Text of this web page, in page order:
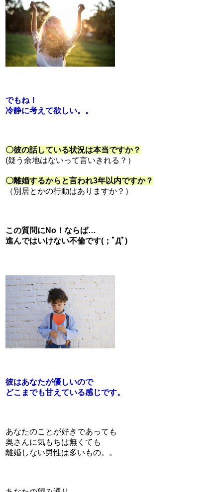
でもね！
冷静に考えて欲しい。。
〇彼の話している状況は本当ですか？
(疑う余地はないって言いきれる？）
〇離婚するからと言われ3年以内ですか？
（別居とかの行動はありますか？）
この質問にNo！ならば…
進んではいけない不倫です(；ﾟДﾟ)
彼はあなたが優しいので
どこまでも甘えている感じです。
あなたのことが好きであっても
奥さんに気もちは無くても
離婚しない男性は多いもの。。